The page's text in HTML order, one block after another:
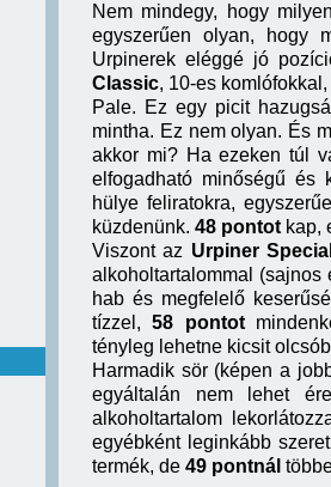
Nem mindegy, hogy
egyszerűen olyan, hogy
Urpinerek eléggé jó
Classic, 10-es
Pale. Ez egy picit
mintha. Ez nem olyan. És
akkor mi? Ha ezeken túl
elfogadható minőségű és
hülye feliratokra,
küzdenünk. 48 pontot kap,
Viszont az Urpiner
alkoholtartalommal
hab és megfelelő
tízzel,58 pontot
tényleg lehetne kicsit
Harmadik sör (képen a
egyáltalán nem lehet
alkoholtartalom
egyébként leginkább
termék, de 49 pontnál